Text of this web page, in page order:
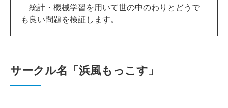
統計・機械学習を用いて世の中のわりとどうで
も良い問題を検証します。
サークル名「浜風もっこす」